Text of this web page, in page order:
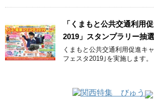
「くまもと公共交通利用
2019」スタンプラリー抽
くまもと公共交通利用促進キ
フェスタ2019｣を実施します